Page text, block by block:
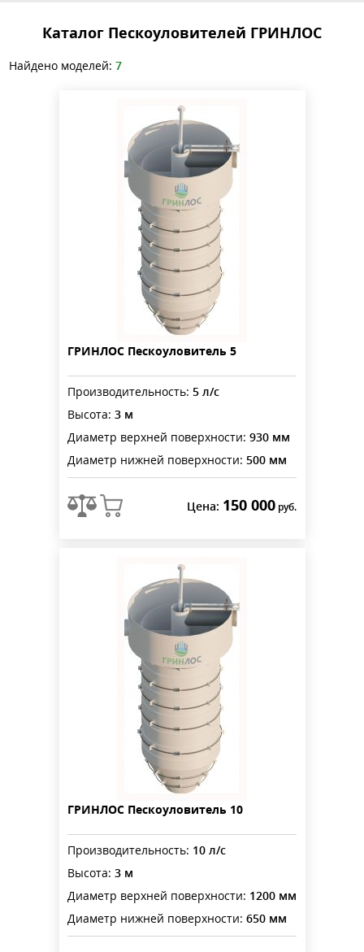
Каталог Пескоуловителей ГРИНЛОС
Найдено моделей: 7
ГРИНЛОС Пескоуловитель 5
Производительность: 5 л/с
Высота: 3 м
Диаметр верхней поверхности: 930 мм
Диаметр нижней поверхности: 500 мм
Цена: 150 000 руб.
ГРИНЛОС Пескоуловитель 10
Производительность: 10 л/с
Высота: 3 м
Диаметр верхней поверхности: 1200 мм
Диаметр нижней поверхности: 650 мм